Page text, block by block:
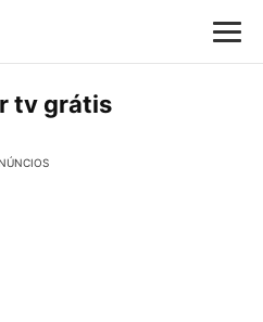
tv grátis